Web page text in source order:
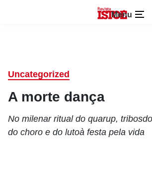
Menu
Uncategorized
A morte dança
No milenar ritual do quarup,
do choro e do lutoà festa pela vida